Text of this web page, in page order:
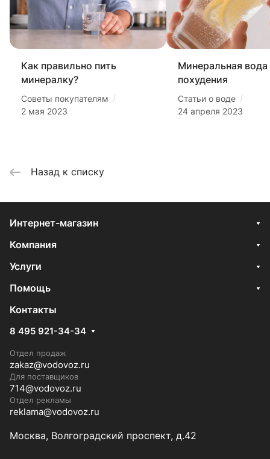
Как правильно пить
минералку?
Советы покупателям /
2 мая 2023
Минеральная вода
похудения
Статьи о воде /
24 апреля 2023
Назад к списку
Интернет-магазин
Компания
Услуги
Помощь
Контакты
8 495 921-34-34
Отдел продаж
zakaz@vodovoz.ru
Для поставщиков
714@vodovoz.ru
Отдел рекламы
reklama@vodovoz.ru
Москва, Волгоградский проспект, д.42